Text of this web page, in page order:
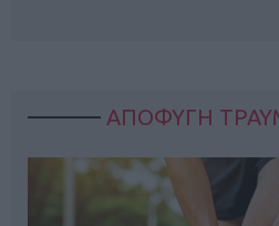
ΑΠΟΦΥΓΗ